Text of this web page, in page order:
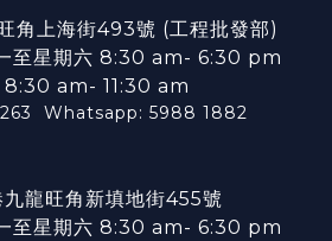
角上海街493號 (工程批發部)
至星期六 8:30 am- 6:30 pm
8:30 am- 11:30 am
Whatsapp: 5988 1882
龍旺角新填地街455號
至星期六 8:30 am- 6:30 pm